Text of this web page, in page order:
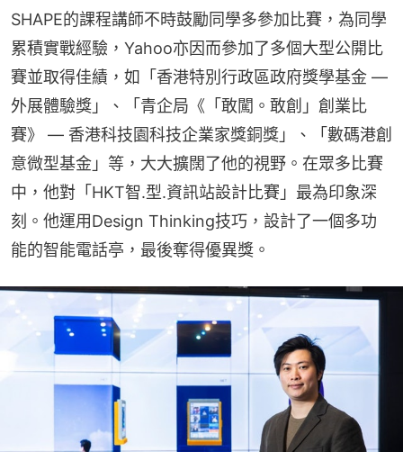
SHAPE的課程講師不時鼓勵同學多參加比賽，為同學
累積實戰經驗，Yahoo亦因而參加了多個大型公開比
賽並取得佳績，如「香港特別行政區政府獎學基金 —
外展體驗獎」、「青企局《「敢闖。敢創」創業比
賽》 — 香港科技園科技企業家獎銅獎」、「數碼港創
意微型基金」等，大大擴闊了他的視野。在眾多比賽
中，他對「HKT智.型.資訊站設計比賽」最為印象深
刻。他運用Design Thinking技巧，設計了一個多功
能的智能電話亭，最後奪得優異獎。